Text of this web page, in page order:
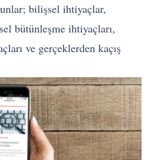
bilişsel ihtiyaçlar,
bütünleşme ihtiyaçları,
ve gerçeklerden kaçış